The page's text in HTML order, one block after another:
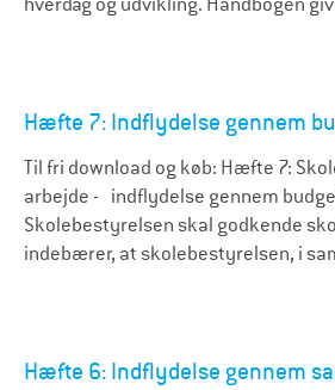
Hæfte 7: Indflydelse gennem
Til fri download og køb: Hæfte 7:
arbejde - indflydelse gennem
Skolebestyrelsen skal godkende
indebærer, at skolebestyrelsen, i
Hæfte 6: Indflydelse gennem